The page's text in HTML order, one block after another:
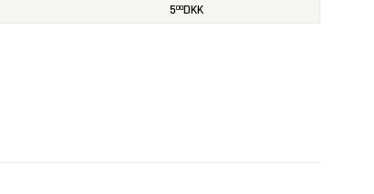
500DKK